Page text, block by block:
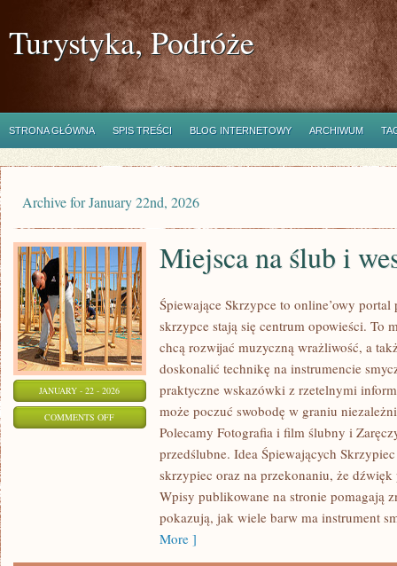
Turystyka, Podróże
STRONA GŁÓWNA SPIS TREŚCI BLOG INTERNETOWY ARCHIWUM
Archive for January 22nd, 2026
JANUARY - 22 - 2026
COMMENTS OFFON
Miejsca na ślub i
Śpiewające Skrzypce to online’owy
skrzypce stają się centrum opowieści. To
chcą rozwijać muzyczną wrażliwość, a
doskonalić technikę na instrumencie
praktyczne wskazówki z rzetelnymi
może poczuć swobodę w graniu
Polecamy Fotografia i film ślubny i
przedślubne. Idea Śpiewających
skrzypiec oraz na przekonaniu, że
Wpisy publikowane na stronie pomagają
pokazują, jak wiele barw ma instrument
More ]